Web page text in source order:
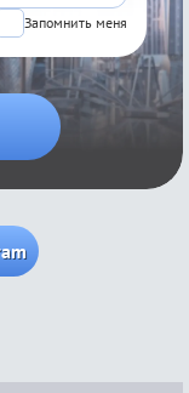
Запомнить меня